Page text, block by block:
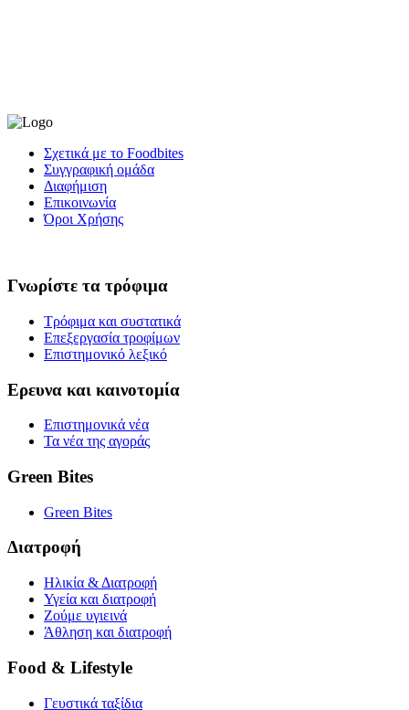
Σχετικά με το Foodbites
Συγγραφική ομάδα
Διαφήμιση
Επικοινωνία
Όροι Χρήσης
Γνωρίστε τα τρόφιμα
Τρόφιμα και συστατικά
Επεξεργασία τροφίμων
Επιστημονικό λεξικό
Ερευνα και καινοτομία
Επιστημονικά νέα
Τα νέα της αγοράς
Green Bites
Green Bites
Διατροφή
Ηλικία & Διατροφή
Υγεία και διατροφή
Ζούμε υγιεινά
Άθληση και διατροφή
Food & Lifestyle
Γευστικά ταξίδια